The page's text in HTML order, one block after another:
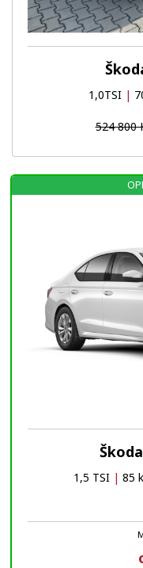
1,0TSI |
524 800
1,5 TSI | 85